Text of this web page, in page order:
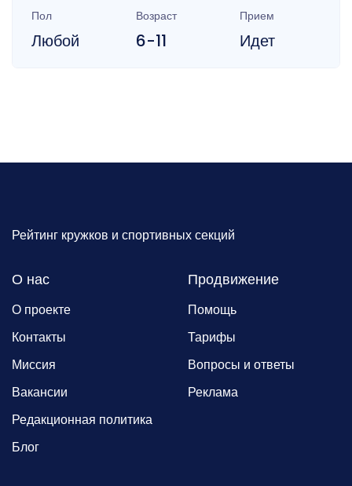
Пол
Любой
Возраст
6-11
Прием
Идет
Рейтинг кружков и спортивных секций
О нас
О проекте
Контакты
Миссия
Вакансии
Редакционная политика
Блог
Продвижение
Помощь
Тарифы
Вопросы и ответы
Реклама